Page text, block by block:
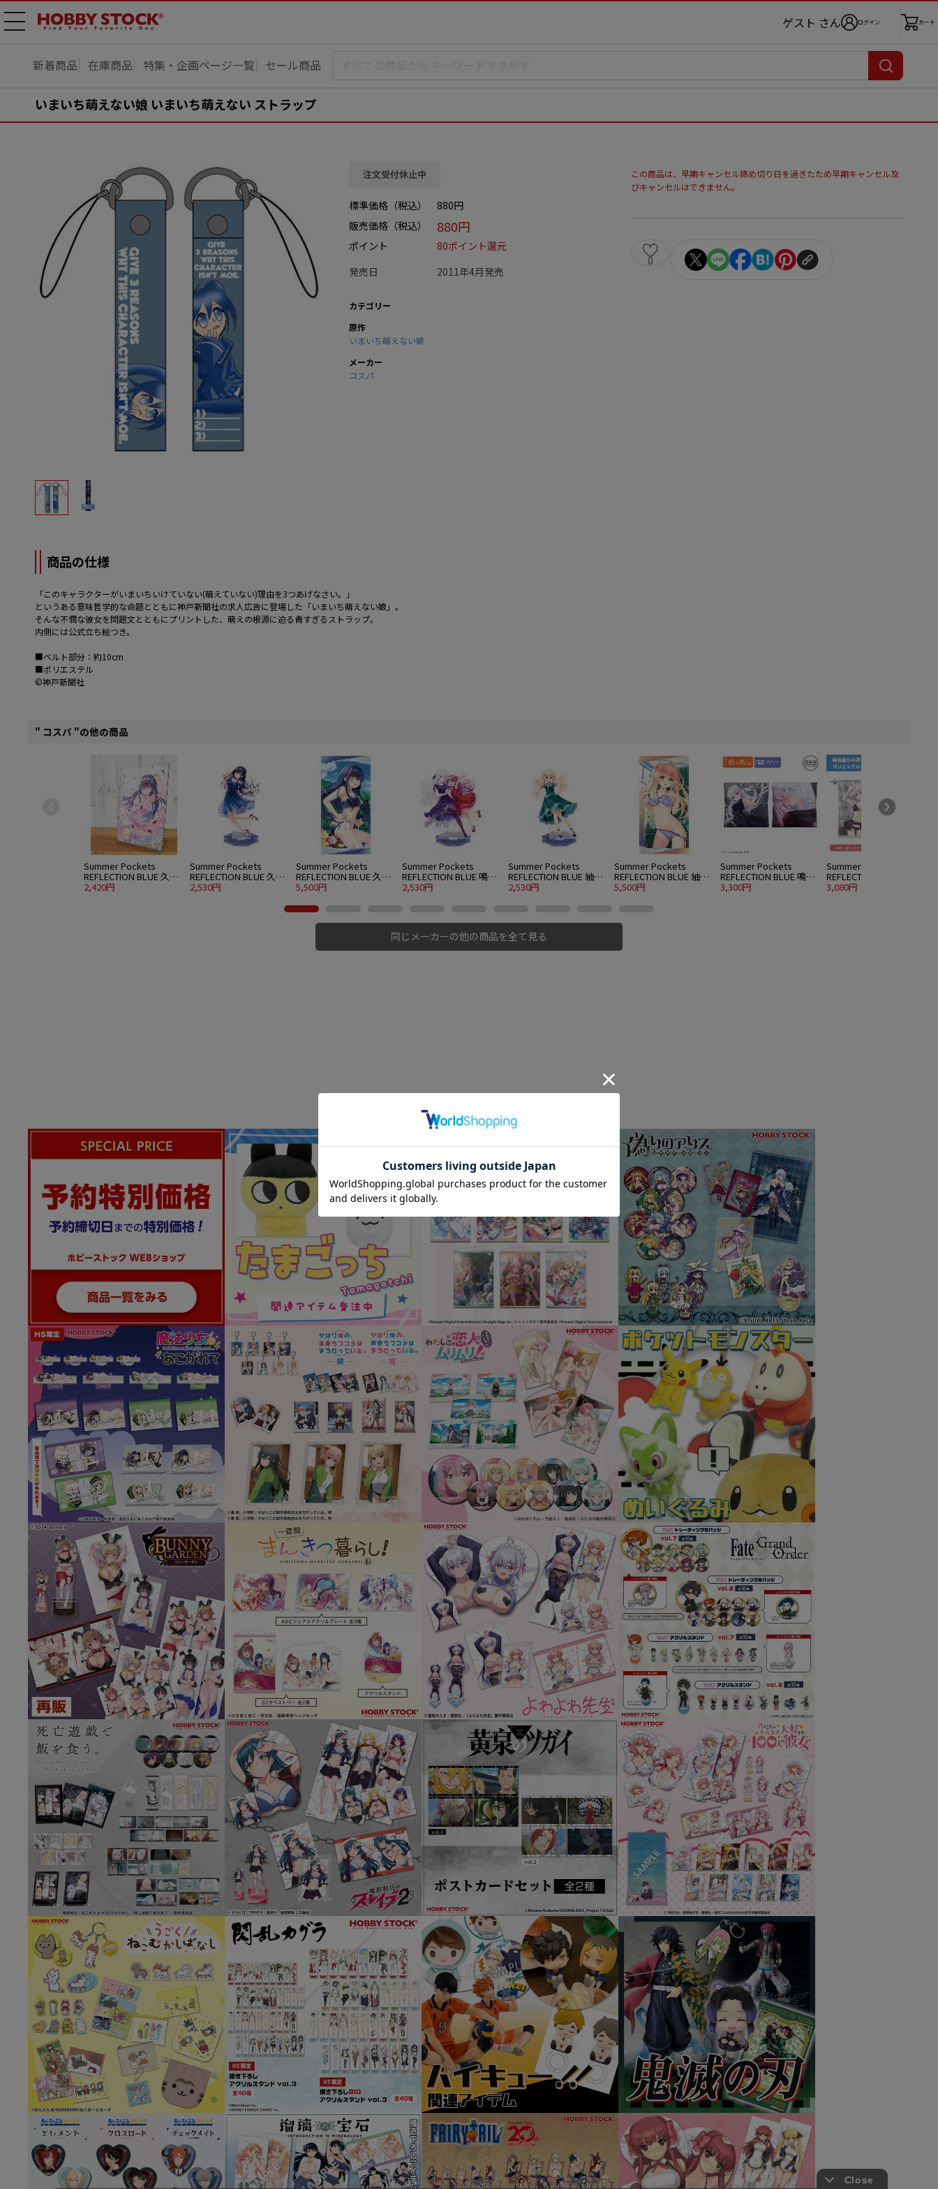
メニ
ゲスト さん ログイン カート
新着商品 在庫商品 特集・企画ページ一覧 セール商品
いまいち萌えない娘 いまいち萌えない ストラップ
注文受付休止中
標準価格（税込）
880円
販売価格（税込）
880円
ポイント
80ポイント還元
発売日
2011年4月発売
カテゴリー
原作
いまいち萌えない娘
メーカー
コスパ
この商品は、早期キャンセル締め切り日を過ぎたため早期キャンセル及
びキャンセルはできません。
0
商品の仕様
「このキャラクターがいまいちいけていない(萌えていない)理由を3つあげなさい。」
というある意味哲学的な命題とともに神戸新聞社の求人広告に登場した「いまいち萌えない娘」。
そんな不憫な彼女を問題文とともにプリントした、萌えの根源に迫る青すぎるストラップ。
内側には公式立ち絵つき。
■ベルト部分：約10cm
■ポリエステル
©神戸新聞社
" コスパ "の他の商品
Summer Pockets
REFLECTION BLUE 久島
鴎 アクリルアートスタ
2,420円
Summer Pockets
REFLECTION BLUE 久島
鴎 アクリルスタンド 大
2,530円
Summer Pockets
REFLECTION BLUE 久島
鴎 120cmビッグタオル
5,500円
Summer Pockets
REFLECTION BLUE 鳴瀬
しろは＆加藤うみ アク
2,530円
Summer Pockets
REFLECTION BLUE 紬ヴ
ェンダース アクリルス
2,530円
Summer Pockets
REFLECTION BLUE 紬ヴ
ェンダース 120cmビッ
5,500円
Summer Pockets
REFLECTION BLUE 鳴瀬
しろは 両面プリントク
3,300円
Summer Pockets
REFLECTION BLUE 鳴瀬
しろは ハイブリッドフ
3,080円
同じメーカーの他の商品を全て見る